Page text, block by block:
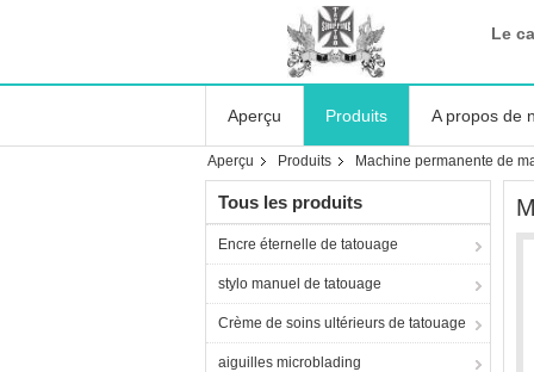
Le
Aperçu Produits A propos de
Aperçu Produits Machine permanente de
Tous les produits
Encre éternelle de tatouage
stylo manuel de tatouage
Crème de soins ultérieurs de tatouage
aiguilles microblading